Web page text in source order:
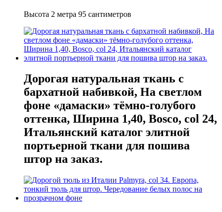
Высота 2 метра 95 сантиметров
Дорогая натуральная ткань с
бархатной набивкой, На светлом
фоне «дамаски» тёмно-голубого
оттенка, Ширина 1,40, Bosco, col 24,
Итальянский каталог элитной
портьерной ткани для пошива
штор на заказ.